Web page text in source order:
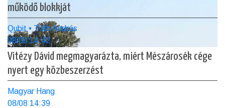
működő blokkját
Qubit • Tóth András
08/08 14:42
Vitézy Dávid megmagyarázta, miért Mészárosék cége
nyert egy közbeszerzést
Magyar Hang
08/08 14:39